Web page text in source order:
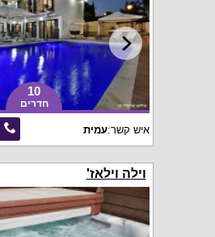
10
חדרים
איש קשר:עמית
וילה וילאז'